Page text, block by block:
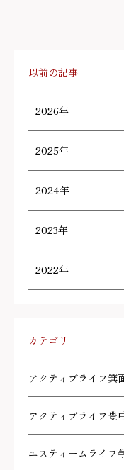
以前の記事
2026年
2025年
2024年
2023年
2022年
カテゴリ
アクティブライフ箕
アクティブライフ豊
エスティームライフ